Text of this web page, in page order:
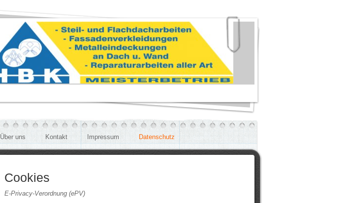
Über uns Kontakt Impressum Datenschutz
Cookies
E-Privacy-Verordnung (ePV)